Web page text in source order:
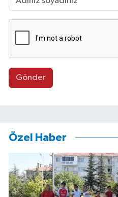
Gönder
Özel Haber